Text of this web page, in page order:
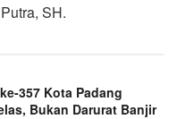
SH.
357 Kota Padang
Bukan Darurat Banjir